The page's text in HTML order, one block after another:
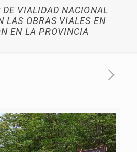
DE VIALIDAD NACIONAL
LAS OBRAS VIALES EN
EN LA PROVINCIA